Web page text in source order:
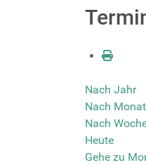
Nach Jahr
Nach Monat
Nach
Heute
Gehe zu